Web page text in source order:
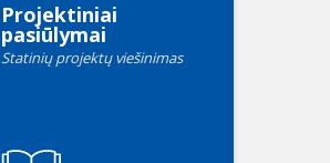
Projektiniai
pasiūlymai
Statinių projektų viešinimas